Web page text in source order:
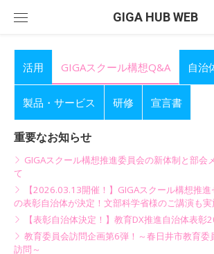
GIGA HUB WEB
活用 GIGAスクール構想Q&A 自治
製品・サービス 研修 宣言書
重要なお知らせ
GIGAスクール構想推進委員会の新体制と部会
て
【2026.03.13開催！】GIGAスクール構想推
の表彰自治体が決定！文部科学省様のご講演も実
【表彰自治体決定！】教育DX推進自治体表彰
教育委員会訪問企画第6弾！～春日井市教育
訪問～